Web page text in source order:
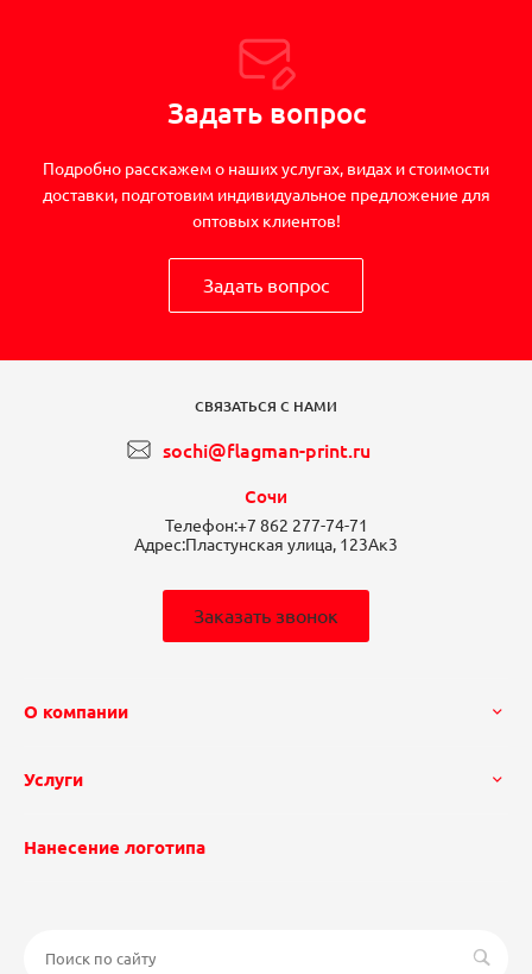
Задать вопрос
Подробно расскажем о наших услугах, видах и стоимости
доставки, подготовим индивидуальное предложение для
оптовых клиентов!
Задать вопрос
СВЯЗАТЬСЯ С НАМИ
sochi@flagman-print.ru
Сочи
Телефон:+7 862 277-74-71
Адрес:Пластунская улица, 123Ак3
Заказать звонок
О компании
Услуги
Нанесение логотипа